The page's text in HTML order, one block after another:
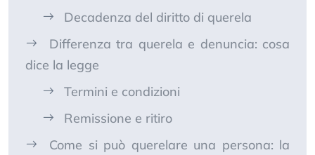
Decadenza del diritto di querela
Differenza tra querela e denuncia: cosa
dice la legge
Termini e condizioni
Remissione e ritiro
Come si può querelare una persona: la